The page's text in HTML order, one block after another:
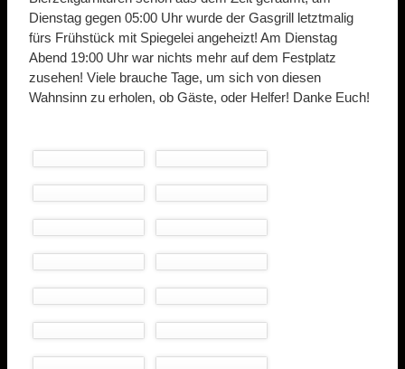
Dienstag gegen 05:00 Uhr wurde der Gasgrill letztmalig
fürs Frühstück mit Spiegelei angeheizt! Am Dienstag
Abend 19:00 Uhr war nichts mehr auf dem Festplatz
zusehen! Viele brauche Tage, um sich von diesen
Wahnsinn zu erholen, ob Gäste, oder Helfer! Danke Euch!